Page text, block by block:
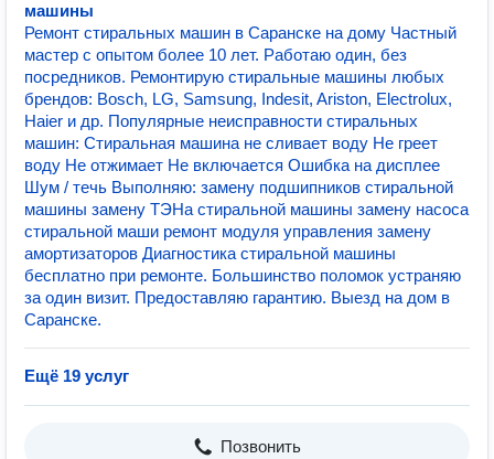
машины
Ремонт стиральных машин в Саранске на дому Частный
мастер с опытом более 10 лет. Работаю один, без
посредников. Ремонтирую стиральные машины любых
брендов: Bosch, LG, Samsung, Indesit, Ariston, Electrolux,
Haier и др. Популярные неисправности стиральных
машин: Стиральная машина не сливает воду Не греет
воду Не отжимает Не включается Ошибка на дисплее
Шум / течь Выполняю: замену подшипников стиральной
машины замену ТЭНа стиральной машины замену насоса
стиральной маши ремонт модуля управления замену
амортизаторов Диагностика стиральной машины
бесплатно при ремонте. Большинство поломок устраняю
за один визит. Предоставляю гарантию. Выезд на дом в
Саранске.
Ещё 19 услуг
Позвонить